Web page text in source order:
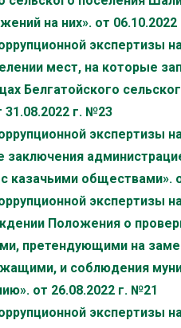
на них». от
экспертизы
мест, на которые
Белгатойского
31.08.2022 г. №23
экспертизы
казачьими обществами».
экспертизы
Положения о
претендующими на
и соблюдения
от 26.08.2022 г. №21
экспертизы